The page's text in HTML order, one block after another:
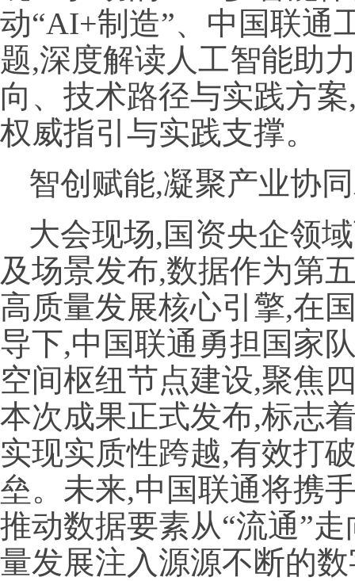
动“AI+制造”、中国联通
题,深度解读人工智能助
向、技术路径与实践方
权威指引与实践支撑。
智创赋能,凝聚产业协
大会现场,国资央企领
及场景发布,数据作为第
高质量发展核心引擎,在
导下,中国联通勇担国家
空间枢纽节点建设,聚焦
本次成果正式发布,标志
实现实质性跨越,有效打
垒。未来,中国联通将携
推动数据要素从“流通”
量发展注入源源不断的